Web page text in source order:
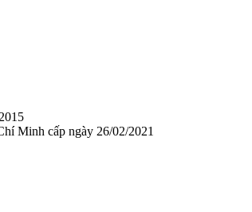
Minh cấp ngày 26/02/2021